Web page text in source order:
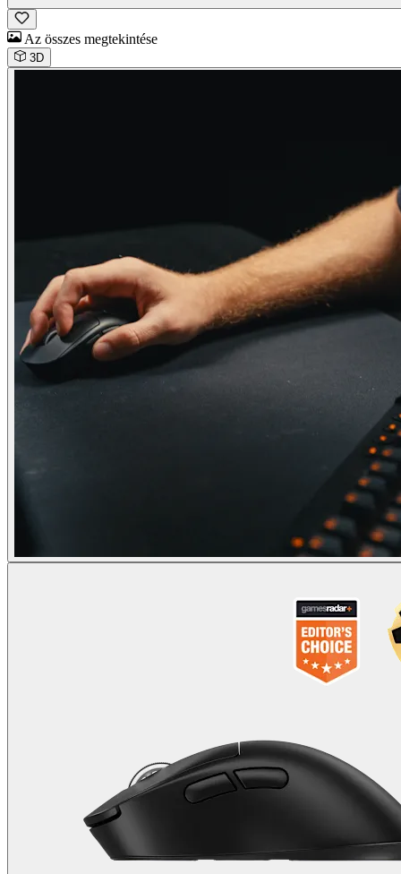
Az összes megtekintése
3D